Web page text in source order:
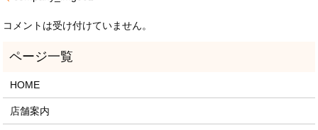
コメントは受け付けていません。
HOME
店舗案内